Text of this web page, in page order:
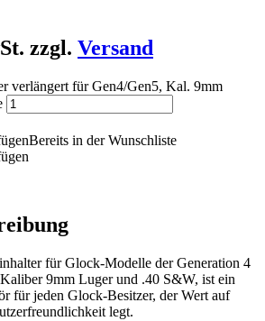
zzgl. Versand
verlängert für Gen4/Gen5, Kal. 9mm
Bereits in der Wunschliste
für Glock-Modelle der Generation 4
9mm Luger und .40 S&W, ist ein
für jeden Glock-Besitzer, der Wert auf
legt.